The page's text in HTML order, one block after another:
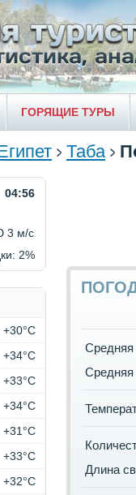
ГОРЯЩИЕ ТУРЫ
Таба
Средняя
Средняя
Длина
04:56
3 м/с
2%
+30°C
+34°C
+33°C
+34°C
+31°C
+33°C
+32°C